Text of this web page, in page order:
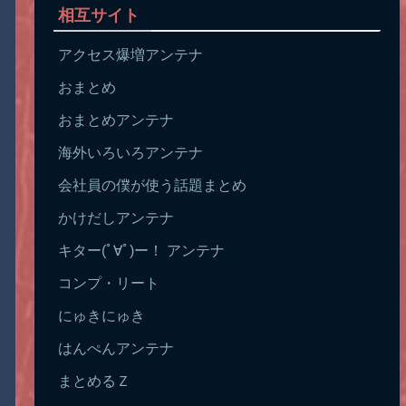
相互サイト
アクセス爆増アンテナ
おまとめ
おまとめアンテナ
海外いろいろアンテナ
会社員の僕が使う話題まとめ
かけだしアンテナ
キター(ﾟ∀ﾟ)ー！ アンテナ
コンプ・リート
にゅきにゅき
はんぺんアンテナ
まとめるＺ